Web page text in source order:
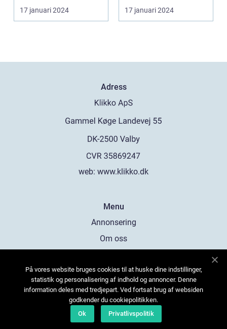
och samlingspla...
17 januari 2024
trädgårdsälskare.
Denna a...
17 januari 2024
Adress
web: www.klikko.dk
Menu
Annonsering
Om oss
Kontakta oss
Sitemap
På vores website bruges cookies til at huske dine indstillinger,
statistik og personalisering af indhold og annoncer. Denne
information deles med tredjepart. Ved fortsat brug af websiden
godkender du cookiepolitikken.
Ok
Privatlivspolitik